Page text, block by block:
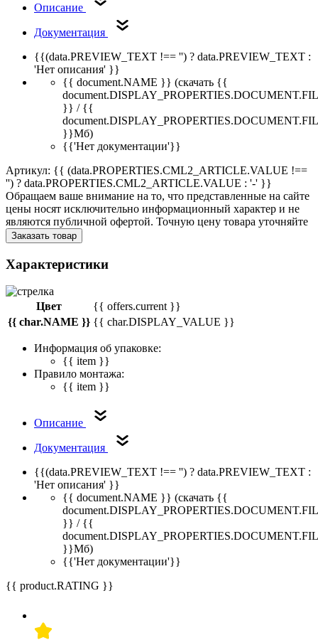
Описание
Документация
{{(data.PREVIEW_TEXT !== '') ? data.PREVIEW_TEXT :
'Нет описания' }}
{{ document.NAME }} (скачать {{
}} / {{
}}Мб)
{{'Нет документации'}}
Артикул: {{ (data.PROPERTIES.CML2_ARTICLE.VALUE !==
'') ? data.PROPERTIES.CML2_ARTICLE.VALUE : '-' }}
Обращаем ваше внимание на то, что представленные на сайте
цены носят исключительно информационный характер и не
являются публичной офертой. Точную цену товара уточняйте
Заказать товар
Характеристики
Цвет
{{ offers.current }}
{{ char.NAME }} {{ char.DISPLAY_VALUE }}
Информация об упаковке:
{{ item }}
Правило монтажа:
{{ item }}
Описание
Документация
{{(data.PREVIEW_TEXT !== '') ? data.PREVIEW_TEXT :
'Нет описания' }}
{{ document.NAME }} (скачать {{
}} / {{
}}Мб)
{{'Нет документации'}}
{{ product.RATING }}